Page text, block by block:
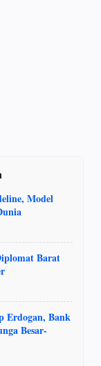
Model
Barat
Erdogan, Bank
Besar-